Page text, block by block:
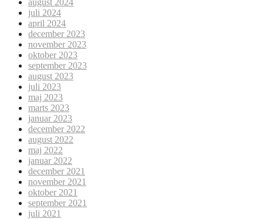
august 2024
juli 2024
april 2024
december 2023
november 2023
oktober 2023
september 2023
august 2023
juli 2023
maj 2023
marts 2023
januar 2023
december 2022
august 2022
maj 2022
januar 2022
december 2021
november 2021
oktober 2021
september 2021
juli 2021